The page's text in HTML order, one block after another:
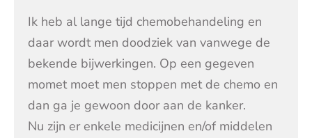
Ik heb al lange tijd chemobehandeling en
daar wordt men doodziek van vanwege de
bekende bijwerkingen. Op een gegeven
momet moet men stoppen met de chemo en
dan ga je gewoon door aan de kanker.
Nu zijn er enkele medicijnen en/of middelen